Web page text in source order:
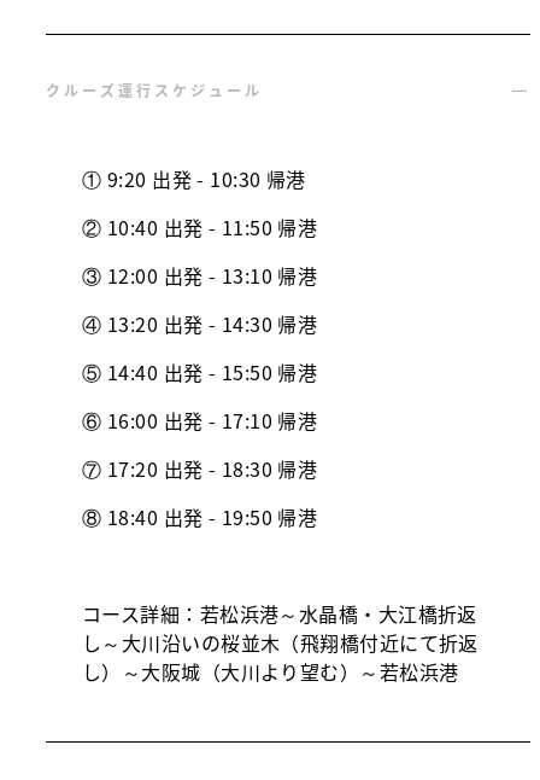
クルーズ運行スケジュール
① 9:20 出発 - 10:30 帰港
② 10:40 出発 - 11:50 帰港
③ 12:00 出発 - 13:10 帰港
④ 13:20 出発 - 14:30 帰港
⑤ 14:40 出発 - 15:50 帰港
⑥ 16:00 出発 - 17:10 帰港
⑦ 17:20 出発 - 18:30 帰港
⑧ 18:40 出発 - 19:50 帰港
コース詳細：若松浜港～水晶橋・大江橋折返
し～大川沿いの桜並木（飛翔橋付近にて折返
し）～大阪城（大川より望む）～若松浜港